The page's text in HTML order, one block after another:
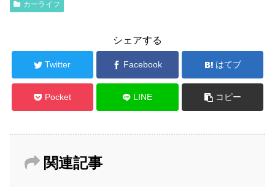
カーライフ
シェアする
Twitter Facebook はてブ
Pocket LINE コピー
関連記事